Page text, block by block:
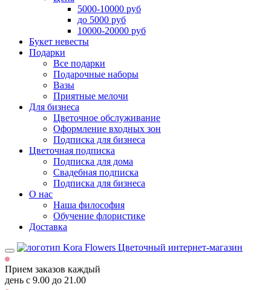
5000-10000 руб
до 5000 руб
10000-20000 руб
Букет невесты
Подарки
Все подарки
Подарочные наборы
Вазы
Приятные мелочи
Для бизнеса
Цветочное обслуживание
Оформление входных зон
Подписка для бизнеса
Цветочная подписка
Подписка для дома
Свадебная подписка
Подписка для бизнеса
О нас
Наша философия
Обучение флористике
Доставка
Цветочный интернет-магазин
Прием заказов каждый
день с 9.00 до 21.00